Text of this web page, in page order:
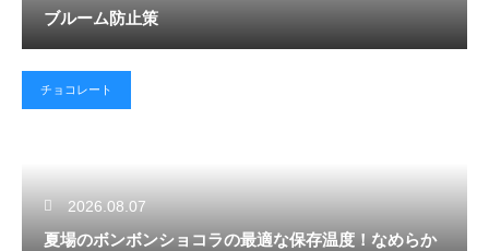
ブルーム防止策
チョコレート
2026.08.07
夏場のボンボンショコラの最適な保存温度！なめらか